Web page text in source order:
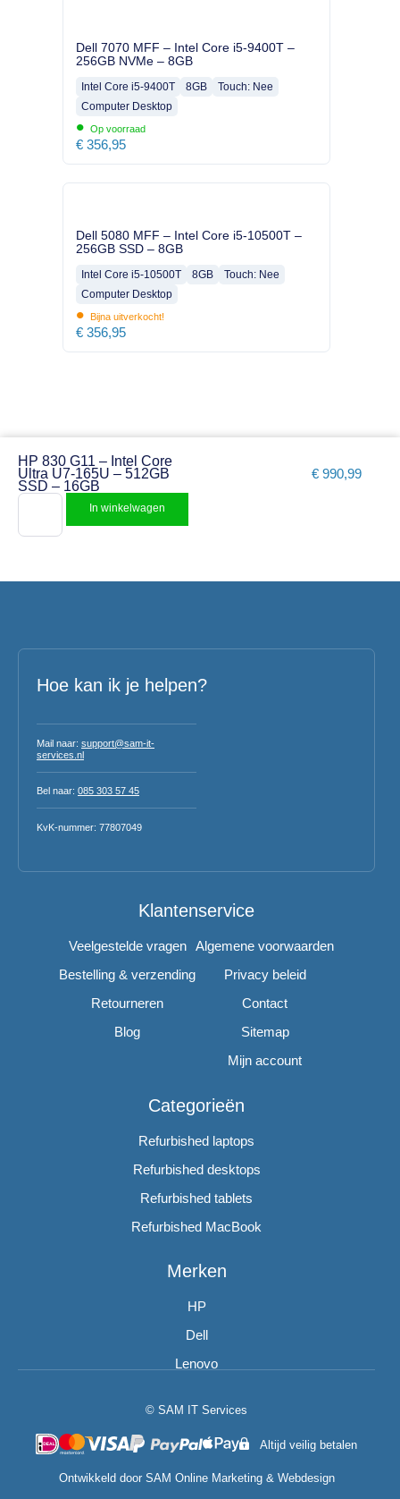
Dell 7070 MFF – Intel Core i5-9400T –
256GB NVMe – 8GB
Intel Core i5-9400T 8GB
Touch: Nee
Computer Desktop
• Op voorraad
€ 356,95
Dell 5080 MFF – Intel Core i5-10500T –
256GB SSD – 8GB
Intel Core i5-10500T 8GB
Touch: Nee
Computer Desktop
• Bijna uitverkocht!
€ 356,95
HP 830 G11 – Intel Core
Ultra U7-165U – 512GB
SSD – 16GB
€ 990,99
In winkelwagen
Hoe kan ik je helpen?
Mail naar: support@sam-it-
services.nl
Bel naar: 085 303 57 45
KvK-nummer: 77807049
Klantenservice
Veelgestelde vragen
Bestelling & verzending
Retourneren
Blog
Algemene voorwaarden
Privacy beleid
Contact
Sitemap
Mijn account
Categorieën
Refurbished laptops
Refurbished desktops
Refurbished tablets
Refurbished MacBook
Merken
HP
Dell
Lenovo
© SAM IT Services
Altijd veilig betalen
Ontwikkeld door SAM Online Marketing& Webdesign